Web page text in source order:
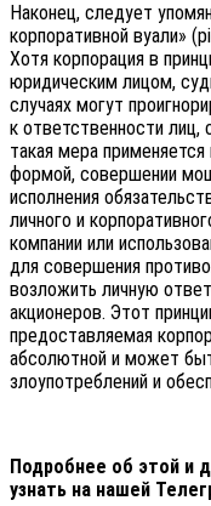
Наконец, следует
корпоративной вуали»
Хотя корпорация в
юридическим лицом,
случаях могут
к ответственности лиц,
такая мера
формой, совершении
исполнения
личного и
компании или
для совершения
возложить личную
акционеров. Этот
предоставляемая
абсолютной и может
злоупотреблений и
Подробнее об этой и
узнать на нашей